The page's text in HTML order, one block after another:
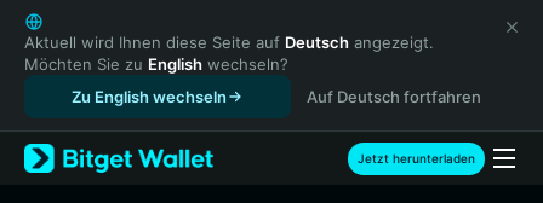
English
日本語
Tiếng Việt
Русский
Español (Latinoamérica)
Türkçe
Aktuell wird Ihnen diese Seite auf Deutsch angezeigt.
Möchten Sie zu English wechseln?
Zu English wechseln
Auf Deutsch fortfahren
Jetzt herunterladen